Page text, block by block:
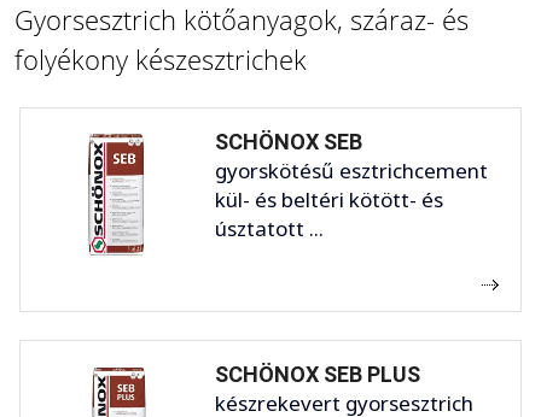
Gyorsesztrich kötőanyagok, száraz- és
folyékony készesztrichek
SCHÖNOX SEB
gyorskötésű esztrichcement
kül- és beltéri kötött- és
úsztatott ...
SCHÖNOX SEB PLUS
készrekevert gyorsesztrich